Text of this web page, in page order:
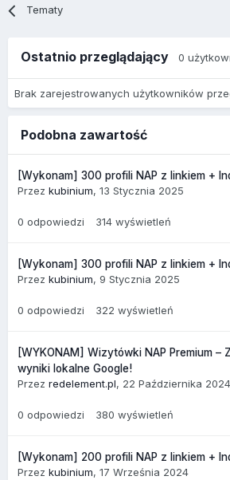
Tematy
Ostatnio przeglądający 0
Brak zarejestrowanych użytkowników
Podobna zawartość
[Wykonam] 300 profili NAP z linkiem +
Przez kubinium, 13 Stycznia 2025
0 odpowiedzi 314 wyświetleń
[Wykonam] 300 profili NAP z linkiem +
Przez kubinium, 9 Stycznia 2025
0 odpowiedzi 322 wyświetleń
[WYKONAM] Wizytówki NAP Premium –
wyniki lokalne Google!
Przez redelement.pl, 22 Października 2024
0 odpowiedzi 380 wyświetleń
[Wykonam] 200 profili NAP z linkiem +
Przez kubinium, 17 Września 2024